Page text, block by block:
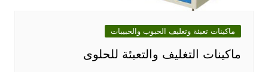
ماكينات تعبئة وتغليف الحبوب والحبيبات
ماكينات التغليف والتعبئة للحلوى